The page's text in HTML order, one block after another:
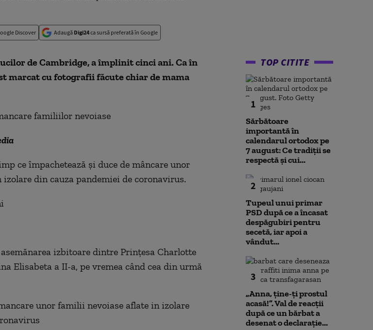
Discover Adaugă Digi24ca sursă preferată în Google
de Cambridge, a împlinit cinci ani. Ca în
marcat cu fotografii făcute chiar de mama
ce împachetează şi duce de mâncare unor
izolare din cauza pandemiei de coronavirus.
izbitoare dintre Prințesa Charlotte
Elisabeta a II-a, pe vremea când cea din urmă
TOP CITITE
1
Sărbătoare
importantă în
calendarul ortodox pe
7 august: Ce tradiții se
respectă și cui...
2
Tupeul unui primar
PSD după ce a încasat
despăgubiri pentru
secetă, iar apoi a
vândut...
3
„Anna, ţine-ţi prostul
acasă!”. Val de reacții
după ce un bărbat a
desenat o declarație...